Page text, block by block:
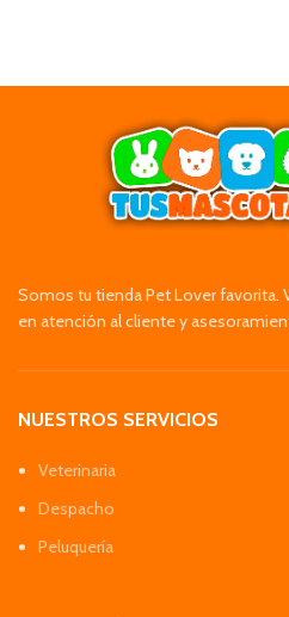
Somos tu tienda Pet Lover favorita.
en atención al cliente y
NUESTROS SERVICIOS
Veterinaria
Despacho
Peluquería